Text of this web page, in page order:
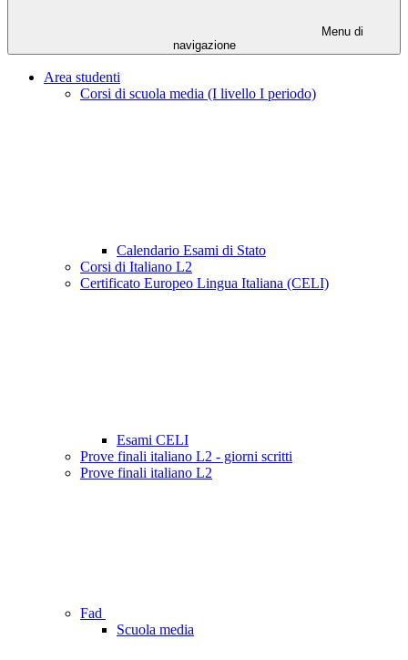
Menu di
navigazione
Area studenti
Corsi di scuola media (I livello I periodo)
Calendario Esami di Stato
Corsi di Italiano L2
Certificato Europeo Lingua Italiana (CELI)
Esami CELI
Prove finali italiano L2 - giorni scritti
Prove finali italiano L2
Fad
Scuola media